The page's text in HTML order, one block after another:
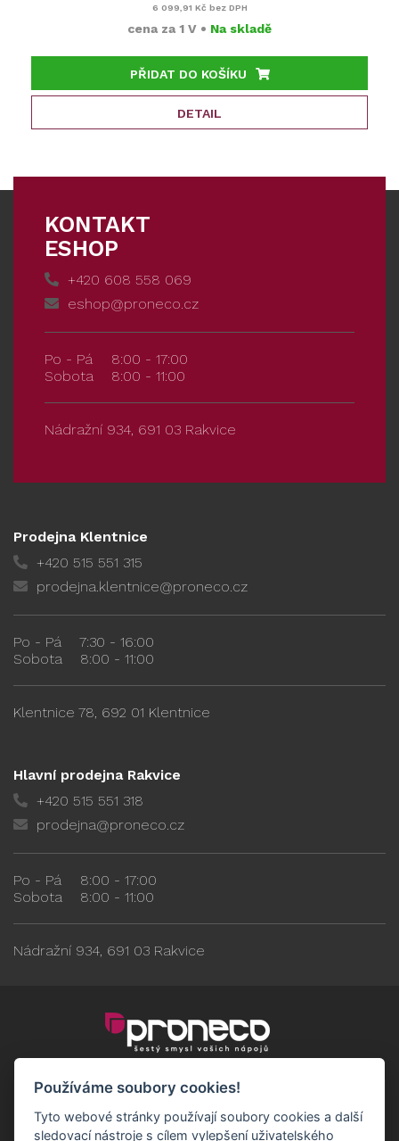
6 099,91 Kč bez DPH
cena za 1 V • Na skladě
PŘIDAT DO KOŠÍKU
DETAIL
KONTAKT
ESHOP
+420 608 558 069
eshop@proneco.cz
Po - Pá
8:00 - 17:00
Sobota
8:00 - 11:00
Nádražní 934, 691 03 Rakvice
Prodejna Klentnice
+420 515 551 315
prodejna.klentnice@proneco.cz
Po - Pá
7:30 - 16:00
Sobota
8:00 - 11:00
Klentnice 78, 692 01 Klentnice
Hlavní prodejna Rakvice
+420 515 551 318
prodejna@proneco.cz
Po - Pá
8:00 - 17:00
Sobota
8:00 - 11:00
Nádražní 934, 691 03 Rakvice
Používáme soubory cookies!
Tyto webové stránky používají soubory cookies a další
sledovací nástroje s cílem vylepšení uživatelského